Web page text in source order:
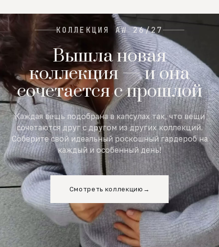
КОЛЛЕКЦИЯ AW 26/27
Вышла новая
коллекция — и она
сочетается с прошлой
Каждая вещь подобрана в капсулах так, что вещи
сочетаются друг с другом из других коллекций.
Соберите свой идеальный роскошный гардероб на
каждый и особенный день!
Смотреть коллекцию →